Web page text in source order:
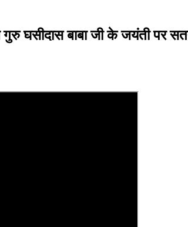
घसीदास बाबा जी के जयंती पर